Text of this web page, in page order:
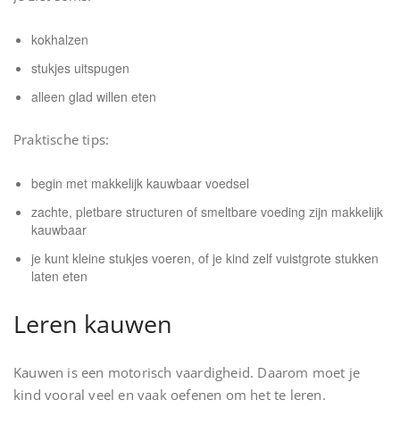
kokhalzen
stukjes uitspugen
alleen glad willen eten
Praktische tips:
begin met makkelijk kauwbaar voedsel
zachte, pletbare structuren of smeltbare voeding zijn makkelijk
kauwbaar
je kunt kleine stukjes voeren, of je kind zelf vuistgrote stukken
laten eten
Leren kauwen
Kauwen is een motorisch vaardigheid. Daarom moet je
kind vooral veel en vaak oefenen om het te leren.